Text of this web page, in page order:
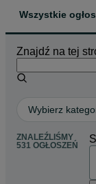
Wszystkie
Znajdź na tej
Wybierz
ZNALEŹLIŚMY
531 OGŁOSZEŃ